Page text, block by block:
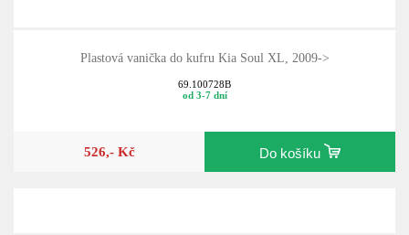
Plastová vanička do kufru Kia Soul XL, 2009->
69.100728B
od 3-7 dní
526,- Kč Do košíku